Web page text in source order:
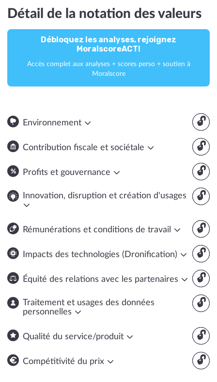
Détail de la notation des valeurs
Débloquez les analyses, rejoignez
MoralscoreACT!
Accès complet aux analyses + scores perso + soutien à
Moralscore
🔓
Environnement
🔓
Contribution fiscale et sociétale
🔓
Profits et gouvernance
🔓
Innovation, disruption et création d'usages
🔓
Rémunérations et conditions de travail
🔓
Impacts des technologies (Dronification)
🔓
Équité des relations avec les partenaires
🔓
Traitement et usages des données
personnelles
🔓
Qualité du service/produit
🔓
Compétitivité du prix